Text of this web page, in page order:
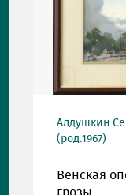
Алдушкин
(род.1967)
Венская